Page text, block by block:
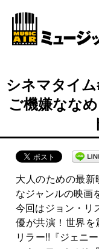
シネマタイ
ご機嫌なな
大人のための最
なジャンルの映画
今回はジョン・リ
優が共演！世界
リラー!!『ジェニ